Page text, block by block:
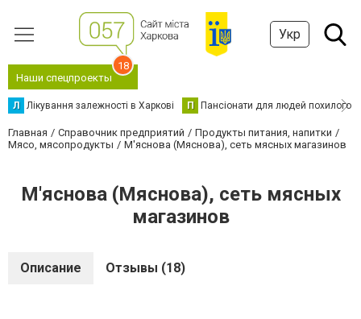
Укр
Наши спецпроекты
18
Л Лікування залежності в Харкові П Пансіонати для людей похилого
Главная Справочник предприятий
Продукты питания, напитки
Мясо, мясопродукты
М'яснова (Мяснова), сеть мясных магазинов
М'яснова (Мяснова), сеть мясных
магазинов
Описание Отзывы (18)